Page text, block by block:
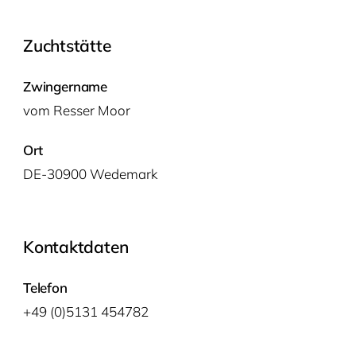
Zuchtstätte
Zwingername
vom Res­ser Moor
Ort
DE-30900 Wedemark
Kontaktdaten
Telefon
+49 (0)5131 454782